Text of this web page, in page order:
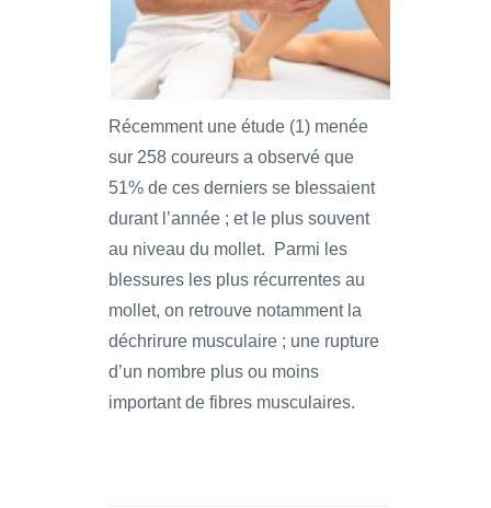
Récemment une étude (1) menée
sur 258 coureurs a observé que
51% de ces derniers se blessaient
durant l’année ; et le plus souvent
au niveau du mollet. Parmi les
blessures les plus récurrentes au
mollet, on retrouve notamment la
déchrirure musculaire ; une rupture
d’un nombre plus ou moins
important de fibres musculaires.